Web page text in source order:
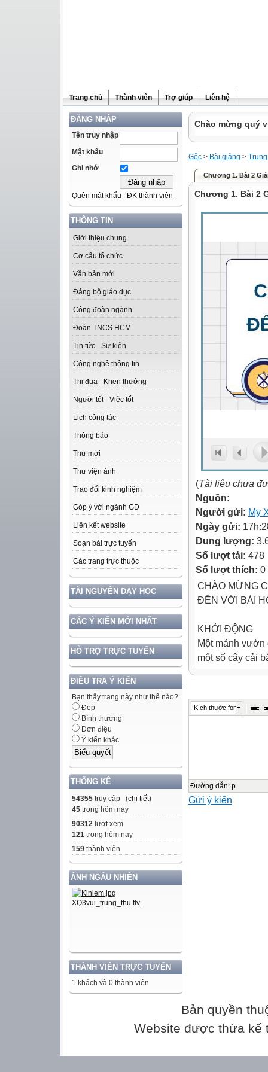
Trang chủ Thành viên Trợ giúp Liên hệ
ĐĂNG NHẬP
Tên truy nhập
Mật khẩu
Ghi nhớ
Quên mật khẩu ĐK thành viên
THÔNG TIN
Giới thiệu chung
Cơ cấu tổ chức
Văn bản mới
Đảng bộ giáo dục
Công đoàn ngành
Đoàn TNCS HCM
Tin tức - Sự kiện
Công nghệ thông tin
Thi đua - Khen thưởng
Người tốt - Việc tốt
Lịch công tác
Thông báo
Thư mời
Thư viện ảnh
Trao đổi kinh nghiệm
Góp ý với ngành GD
Liên kết website
Soạn bài trực tuyến
Các trang trực thuộc
TÀI NGUYÊN DẠY HỌC
CÁC Ý KIẾN MỚI NHẤT
HỖ TRỢ TRỰC TUYẾN
ĐIỀU TRA Ý KIẾN
Bạn thấy trang này như thế nào?
Đẹp
Bình thường
Đơn điệu
Ý kiến khác
THỐNG KÊ
54355 truy cập (chi tiết)
45 trong hôm nay
90312 lượt xem
121 trong hôm nay
159 thành viên
ẢNH NGẪU NHIÊN
THÀNH VIÊN TRỰC TUYẾN
1 khách và 0 thành viên
Chào mừng quý
Gốc > Bài giảng >
Chương 1. Bài 2
Chương 1. Bài 2
(Tài liệu chưa
Nguồn:
Người gửi: My
Ngày gửi:
Dung lượng:
Số lượt tải: 478
Số lượt thích: 0
CHÀO MỪNG
ĐẾN VỚI BÀI
KHỞI ĐỘNG
Một mảnh vườn
một số cây cải
Nếu tăng thêm
Nếu giảm đi 4
cải bắp cả vườn
1. PHƯƠNG
 HĐ1: Cho hệ
1. Từ phương
Kích thước font
Đường dẫn: p
Gửi ý kiến
Bản quyền
Website được thừa